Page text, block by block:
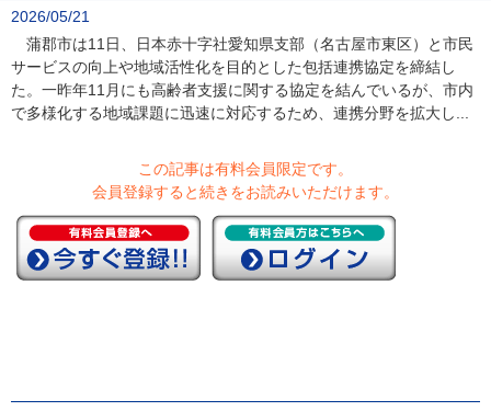
2026/05/21
蒲郡市は11日、日本赤十字社愛知県支部（名古屋市東区）と市民
サービスの向上や地域活性化を目的とした包括連携協定を締結し
た。一昨年11月にも高齢者支援に関する協定を結んでいるが、市内
で多様化する地域課題に迅速に対応するため、連携分野を拡大し...
この記事は有料会員限定です。
会員登録すると続きをお読みいただけます。